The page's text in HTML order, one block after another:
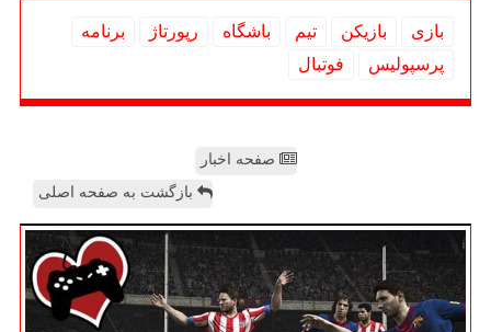
بازی بازیكن تیم باشگاه رپورتاژ
برنامه
پرسپولیس
فوتبال
صفحه اخبار
بازگشت به صفحه اصلی